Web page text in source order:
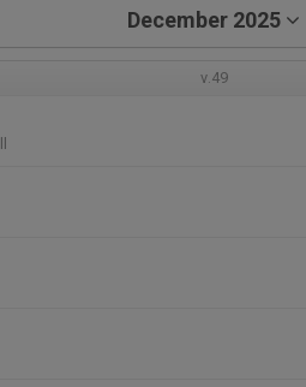
December 2025
v.49